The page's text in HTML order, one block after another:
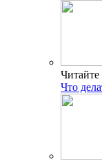
Читайте
Что